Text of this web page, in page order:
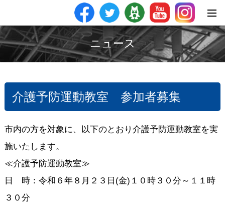
ニュース
介護予防運動教室 参加者募集
市内の方を対象に、以下のとおり介護予防運動教室を実
施いたします。
≪介護予防運動教室≫
日 時：令和６年８月２３日(金)１０時３０分～１１時
３０分